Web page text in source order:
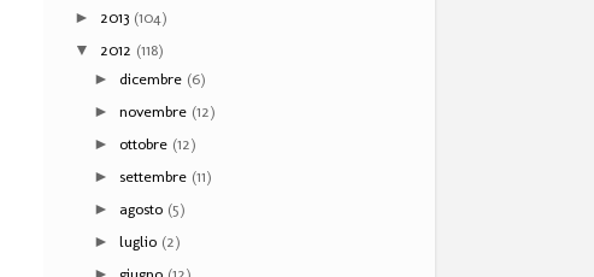
► 2013 (104)
▼ 2012 (118)
► dicembre (6)
►novembre (12)
► ottobre (12)
► settembre (11)
► agosto (5)
►luglio (2)